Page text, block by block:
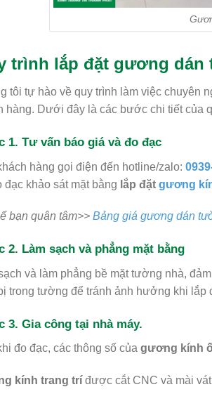
trình lắp đặt gương
tôi tự hào về quy trình làm việc chuyên
hàng. Dưới đây là các bước chi tiết của
1. Tư vấn báo giá và đo đạc
hàng gọi điện đến hotline/zalo:
đạc khảo sát mặt bằng lắp đặt gương
bạn quân tâm>> Bảng giá gương dán
2. Làm sạch và phẳng mặt bằng
và làm phẳng bề mặt tường nhà,
trong tường để tránh ảnh hưởng khi lắp
3. Gia công tại nhà máy.
đo đạc, các thông số của gương kính
kính trang tríđược cắt CNC và mài